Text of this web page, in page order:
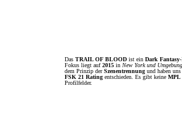
Das TRAIL OF BLOOD ist ein Dark Fantasy
Fokus liegt auf 2015 in New York und Umgebung
dem Prinzip der Szenentrennung und haben
FSK 21 Rating entschieden. Es gibt keine MPL
Profilfelder.